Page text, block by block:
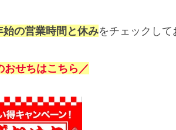
の営業時間と休みをチェックして
おせちはこちら／